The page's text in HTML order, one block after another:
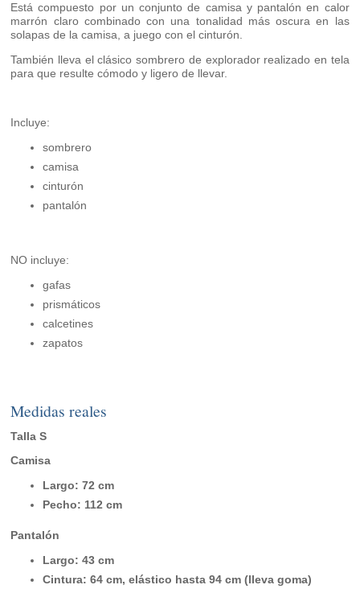
Está compuesto por un conjunto de camisa y pantalón en calor
marrón claro combinado con una tonalidad más oscura en las
solapas de la camisa, a juego con el cinturón.
También lleva el clásico sombrero de explorador realizado en tela
para que resulte cómodo y ligero de llevar.
Incluye:
sombrero
camisa
cinturón
pantalón
NO incluye:
gafas
prismáticos
calcetines
zapatos
Medidas reales
Talla S
Camisa
Largo: 72 cm
Pecho: 112 cm
Pantalón
Largo: 43 cm
Cintura: 64 cm, elástico hasta 94 cm (lleva goma)